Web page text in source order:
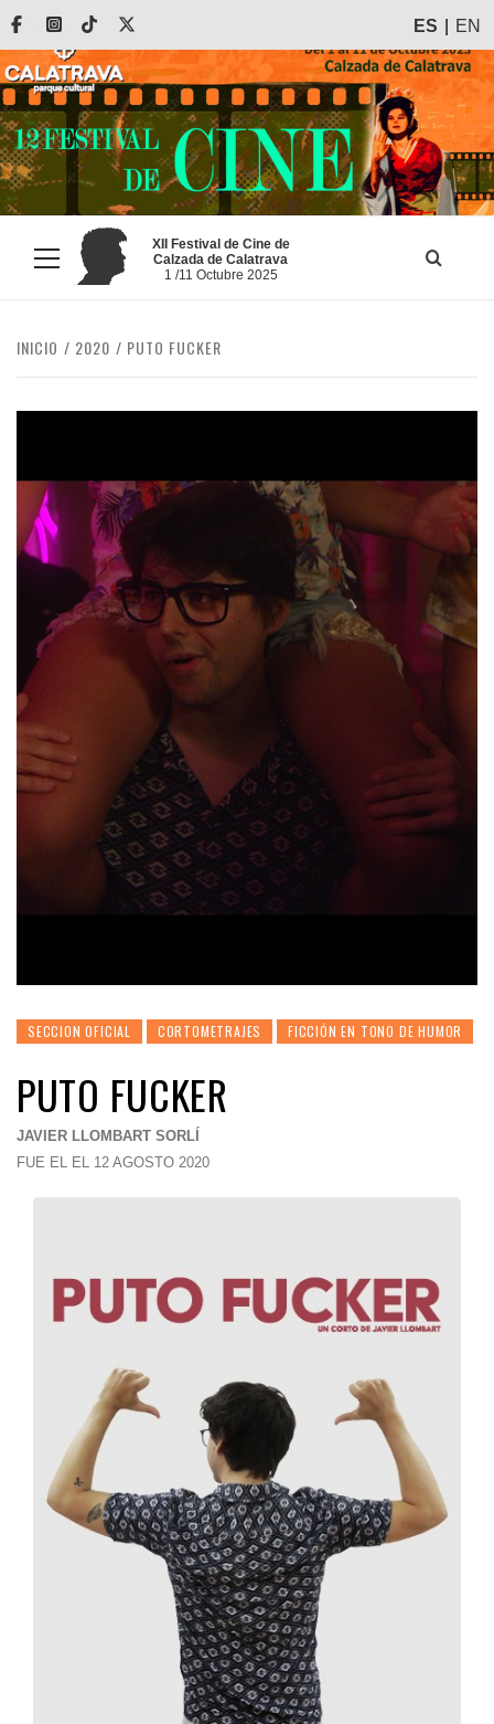
Saltar
contenido
FacebookInstagram
Tiktok ES EN
Menú
principal
XII Festival de Cine de
Calzada de Calatrava
1 /11 Octubre 2025
INICIO 2020 PUTO FUCKER
SECCION OFICIAL CORTOMETRAJES FICCIÓN EN TONO DE HUMOR
PUTO FUCKER
JAVIER LLOMBART SORLÍ
FUE EL EL 12 AGOSTO 2020